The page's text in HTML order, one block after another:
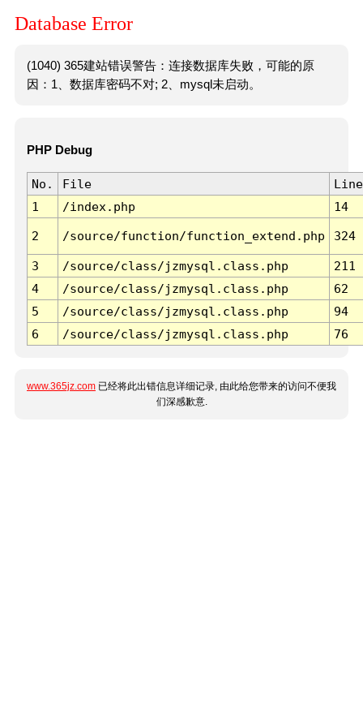
Database Error
(1040) 365建站错误警告：连接数据库失败，可能的原
因：1、数据库密码不对; 2、mysql未启动。
PHP Debug
No. File
Line
1
/index.php 14
2 /source/function/function_extend.php 324
3 /source/class/jzmysql.class.php
211
4
/source/class/jzmysql.class.php
62
5
/source/class/jzmysql.class.php
94
6
/source/class/jzmysql.class.php 76
www.365jz.com 已经将此出错信息详细记录, 由此给您带来的访问不便我
们深感歉意.